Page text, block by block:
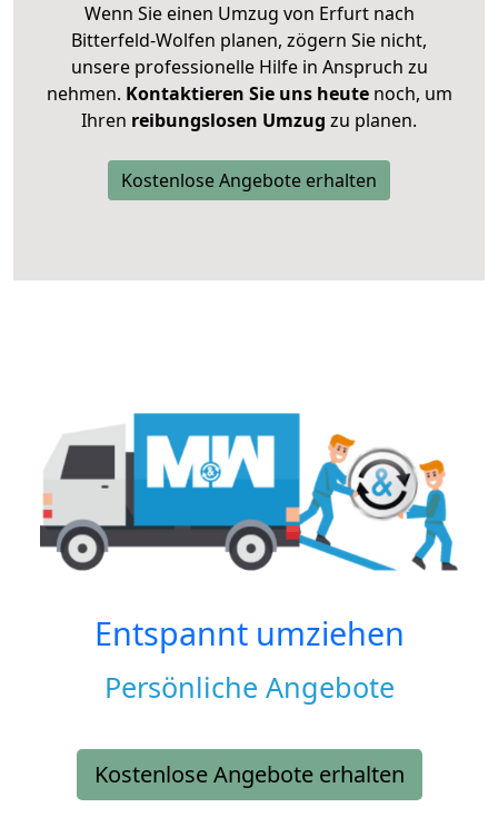
Wenn Sie einen Umzug von Erfurt nach
Bitterfeld-Wolfen planen, zögern Sie nicht,
unsere professionelle Hilfe in Anspruch zu
nehmen. Kontaktieren Sie uns heutenoch, um
Ihren reibungslosen Umzug zu planen.
Kostenlose Angebote erhalten
Entspannt umziehen
Persönliche Angebote
Kostenlose Angebote erhalten